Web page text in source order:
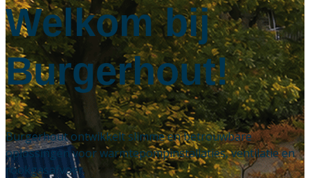
Taal
Assortiment
Oplossingen
Downloads
Academy
Welkom bij
Burgerhout!
Burgerhout ontwikkelt slimme en betrouwbare
oplossingen voor warmtepompinstallaties, ventilatie en
rookgasafvoer.